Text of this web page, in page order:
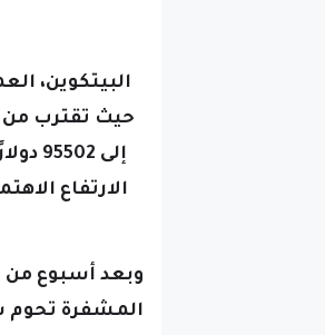
البيتكوين،
الارتفاع
وبعد أسبوع من